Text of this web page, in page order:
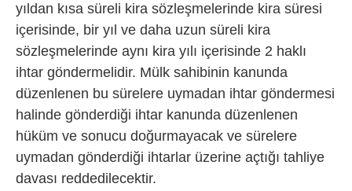
yıldan kısa süreli kira sözleşmelerinde kira süresi
içerisinde, bir yıl ve daha uzun süreli kira
sözleşmelerinde aynı kira yılı içerisinde 2 haklı
ihtar göndermelidir. Mülk sahibinin kanunda
düzenlenen bu sürelere uymadan ihtar göndermesi
halinde gönderdiği ihtar kanunda düzenlenen
hüküm ve sonucu doğurmayacak ve sürelere
uymadan gönderdiği ihtarlar üzerine açtığı tahliye
davası reddedilecektir.